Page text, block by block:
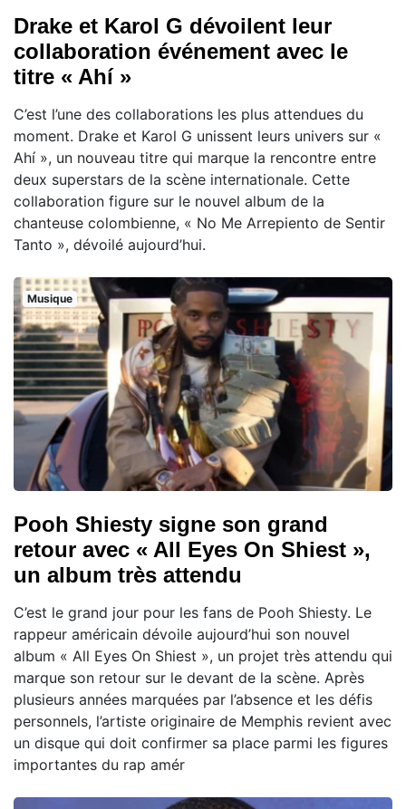
Drake et Karol G dévoilent leur
collaboration événement avec le
titre « Ahí »
C’est l’une des collaborations les plus attendues du
moment. Drake et Karol G unissent leurs univers sur «
Ahí », un nouveau titre qui marque la rencontre entre
deux superstars de la scène internationale. Cette
collaboration figure sur le nouvel album de la
chanteuse colombienne, « No Me Arrepiento de Sentir
Tanto », dévoilé aujourd’hui.
Musique
Pooh Shiesty signe son grand
retour avec « All Eyes On Shiest »,
un album très attendu
C’est le grand jour pour les fans de Pooh Shiesty. Le
rappeur américain dévoile aujourd’hui son nouvel
album « All Eyes On Shiest », un projet très attendu qui
marque son retour sur le devant de la scène. Après
plusieurs années marquées par l’absence et les défis
personnels, l’artiste originaire de Memphis revient avec
un disque qui doit confirmer sa place parmi les figures
importantes du rap amér